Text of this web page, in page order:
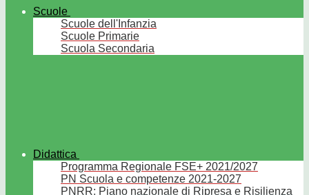
Scuole
Scuole dell'Infanzia
Scuole Primarie
Scuola Secondaria
Didattica
Programma Regionale FSE+ 2021/2027
PN Scuola e competenze 2021-2027
PNRR: Piano nazionale di Ripresa e Risilienza